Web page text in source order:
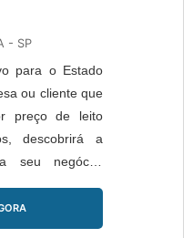
- SP
para o Estado
ou cliente que
preço de leito
descobrirá a
seu negócio.
e encontrando
SOBRE